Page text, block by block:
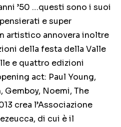
’50 …questi sono i suoi
e super
artistico annovera inoltre
della festa della Valle
e quattro edizioni
act: Paul Young,
Gemboy, Noemi, The
crea l’Associazione
di cui è il